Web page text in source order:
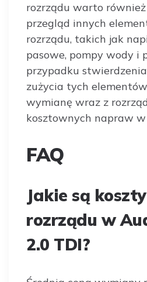
rozrządu warto
przegląd innych
rozrządu, takich jak
pasowe, pompy wody i
przypadku
zużycia tych
wymianę wraz z
kosztownych napraw w
FAQ
Jakie są
rozrządu w
2.0 TDI?